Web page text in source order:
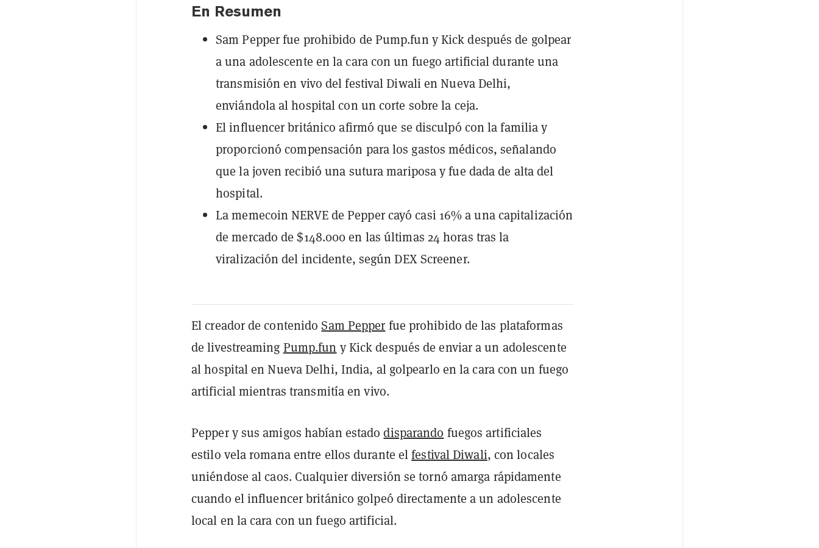
En Resumen
Sam Pepper fue prohibido de Pump.fun y Kick después de golpear
a una adolescente en la cara con un fuego artificial durante una
transmisión en vivo del festival Diwali en Nueva Delhi,
enviándola al hospital con un corte sobre la ceja.
El influencer británico afirmó que se disculpó con la familia y
proporcionó compensación para los gastos médicos, señalando
que la joven recibió una sutura mariposa y fue dada de alta del
hospital.
La memecoin NERVE de Pepper cayó casi 16% a una capitalización
de mercado de $148.000 en las últimas 24 horas tras la
viralización del incidente, según DEX Screener.
El creador de contenidoSam Pepper fue prohibido de las plataformas
de livestreaming Pump.fun y Kick después de enviar a un adolescente
al hospital en Nueva Delhi, India, al golpearlo en la cara con un fuego
artificial mientras transmitía en vivo.
Pepper y sus amigos habían estadodisparando fuegos artificiales
estilo vela romana entre ellos durante elfestival Diwali, con locales
uniéndose al caos. Cualquier diversión se tornó amarga rápidamente
cuando el influencer británico golpeó directamente a un adolescente
local en la cara con un fuego artificial.